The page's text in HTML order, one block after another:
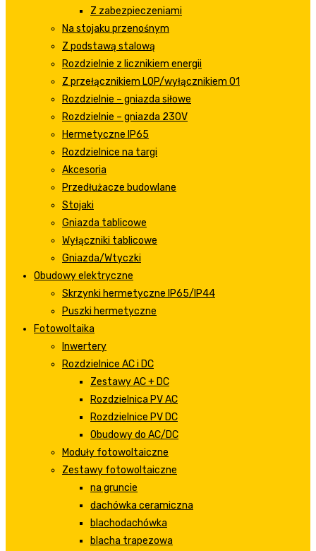
Z zabezpieczeniami
Na stojaku przenośnym
Z podstawą stalową
Rozdzielnie z licznikiem energii
Z przełącznikiem LOP/wyłącznikiem 01
Rozdzielnie – gniazda siłowe
Rozdzielnie – gniazda 230V
Hermetyczne IP65
Rozdzielnice na targi
Akcesoria
Przedłużacze budowlane
Stojaki
Gniazda tablicowe
Wyłączniki tablicowe
Gniazda/Wtyczki
Obudowy elektryczne
Skrzynki hermetyczne IP65/IP44
Puszki hermetyczne
Fotowoltaika
Inwertery
Rozdzielnice AC i DC
Zestawy AC + DC
Rozdzielnica PV AC
Rozdzielnice PV DC
Obudowy do AC/DC
Moduły fotowoltaiczne
Zestawy fotowoltaiczne
na gruncie
dachówka ceramiczna
blachodachówka
blacha trapezowa